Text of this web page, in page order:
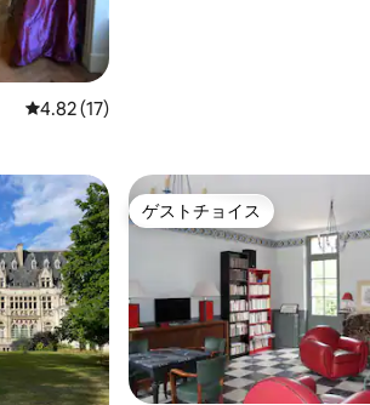
レビュー17件、5つ星中4.82つ星の平均評価
4.82 (17)
ゲストチョイス
ゲストチョイス